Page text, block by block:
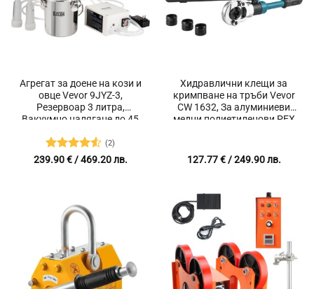
Агрегат за доене на кози и
овце Vevor 9JYZ-3,
Резервоар 3 литра,
Вакуумно налягане до 45
Оценено
(2)
239.90€/ 469.20 лв.
Хидравлични клещи за
кримпване на тръби Vevor
CW 1632, За алуминиеви
медни полиетиленови PEX
127.77€/ 249.90 лв.